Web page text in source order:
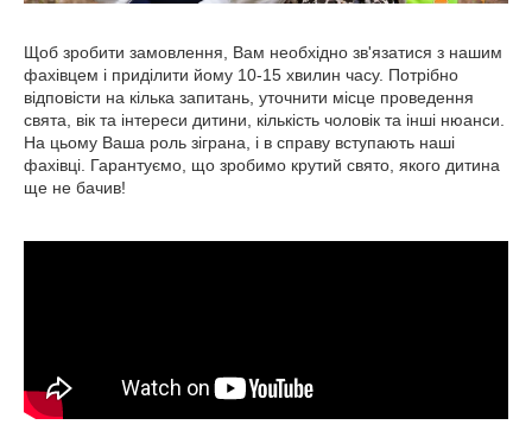
Щоб зробити замовлення, Вам необхідно зв'язатися з нашим
фахівцем і приділити йому 10-15 хвилин часу. Потрібно
відповісти на кілька запитань, уточнити місце проведення
свята, вік та інтереси дитини, кількість чоловік та інші нюанси.
На цьому Ваша роль зіграна, і в справу вступають наші
фахівці. Гарантуємо, що зробимо крутий свято, якого дитина
ще не бачив!